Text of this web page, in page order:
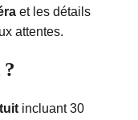
et les détails
attentes.
incluant 30